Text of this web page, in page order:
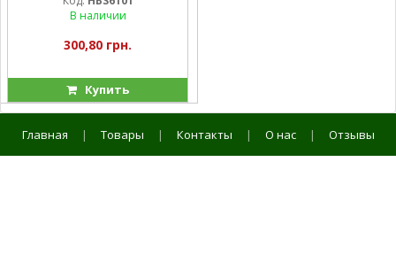
В наличии
300,80 грн.
Купить
Главная | Товары | Контакты | О нас | Отзывы